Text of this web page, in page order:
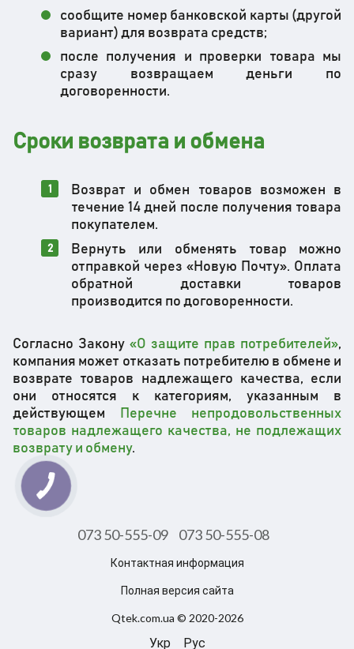
сообщите номер банковской карты (другой
вариант) для возврата средств;
после получения и проверки товара мы
сразу возвращаем деньги по
договоренности.
Сроки возврата и обмена
Возврат и обмен товаров возможен в
течение 14 дней после получения товара
покупателем.
Вернуть или обменять товар можно
отправкой через «Новую Почту». Оплата
обратной доставки товаров
производится по договоренности.
Согласно Закону «О защите прав потребителей»,
компания может отказать потребителю в обмене и
возврате товаров надлежащего качества, если
они относятся к категориям, указанным в
действующем Перечне непродовольственных
товаров надлежащего качества, не подлежащих
возврату и обмену.
073 50-555-09 073 50-555-08
Контактная информация
Полная версия сайта
Qtek.com.ua © 2020-2026
Укр Рус